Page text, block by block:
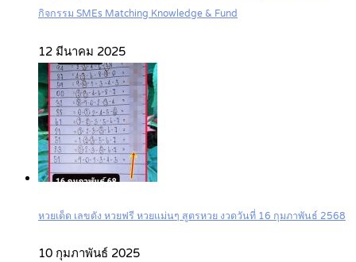
กิจกรรม SMEs Matching Knowledge & Fund
12 มีนาคม 2025
หวยเด็ด เลขดัง หวยฟรี หวยแม่นๆ สูตรหวย งวดวันที่ 16 กุมภาพันธ์ 2568
10 กุมภาพันธ์ 2025